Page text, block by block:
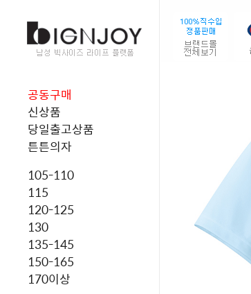
공동구매
신상품
당일출고상품
튼튼의자
105-110
115
120-125
130
135-145
150-165
170이상